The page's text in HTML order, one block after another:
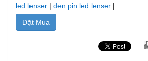
led lenser | den pin led lenser |
Đặt Mua